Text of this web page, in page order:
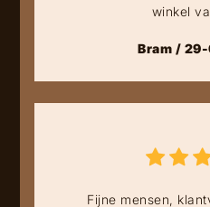
winkel
Bram /
Fijne mensen,